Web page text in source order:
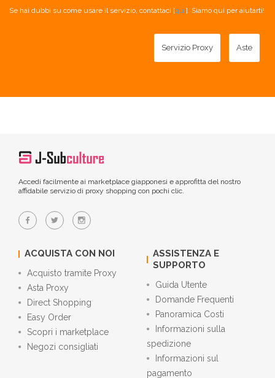
Se hai dubbi su come usare il servizio, contattaci [qui]. Siamo qui per aiutarti!
Servizio Proxy Aste
Accedi facilmente ai marketplace giapponesi e approfitta del nostro
affidabile servizio di proxy shopping con pochi clic.
ACQUISTA CON NOI
Acquisto tramite Proxy
Asta Proxy
Direct Shopping
Easy Order
Scopri i marketplace
Negozi consigliati
ASSISTENZA E
SUPPORTO
Guida Utente
Domande Frequenti
Panoramica Costi
Informazioni sulla
spedizione
Informazioni sul
pagamento